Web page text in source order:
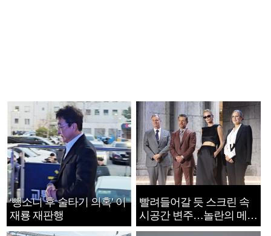
‘뺑소니 후 술타기 의혹’ 이
재룡 재판행
빨려들어갈 듯 스크린 속
시공간 변주…놀란의 메시
지는 ‘전쟁 속죄’